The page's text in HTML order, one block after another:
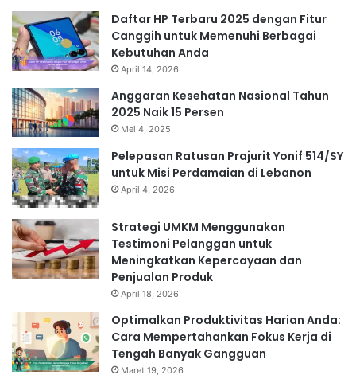
Daftar HP Terbaru 2025 dengan Fitur
Canggih untuk Memenuhi Berbagai
Kebutuhan Anda
April 14, 2026
Anggaran Kesehatan Nasional Tahun
2025 Naik 15 Persen
Mei 4, 2025
Pelepasan Ratusan Prajurit Yonif 514/SY
untuk Misi Perdamaian di Lebanon
April 4, 2026
Strategi UMKM Menggunakan
Testimoni Pelanggan untuk
Meningkatkan Kepercayaan dan
Penjualan Produk
April 18, 2026
Optimalkan Produktivitas Harian Anda:
Cara Mempertahankan Fokus Kerja di
Tengah Banyak Gangguan
Maret 19, 2026